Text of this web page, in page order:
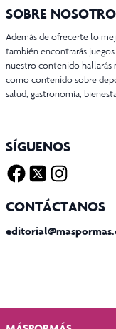
SOBRE
Además de ofrecerte lo
también encontrarás
nuestro contenido hallarás
como contenido sobre
salud, gastronomía,
SÍGUENOS
CONTÁCTANOS